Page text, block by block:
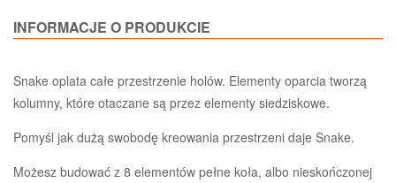
INFORMACJE O PRODUKCIE
Snake oplata całe przestrzenie holów. Elementy oparcia tworzą
kolumny, które otaczane są przez elementy siedziskowe.
Pomyśl jak dużą swobodę kreowania przestrzeni daje Snake.
Możesz budować z 8 elementów pełne koła, albo nieskończonej